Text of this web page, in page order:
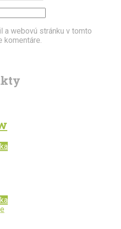
a webovú stránku v tomto
komentáre.